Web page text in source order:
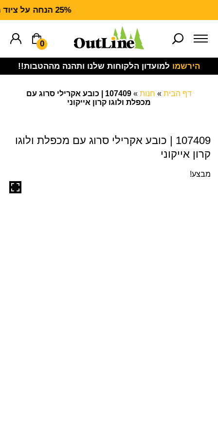
25% הנחה על ציוד מנדף CARHARTT FORCE
0
הירשמו למועדון הלקוחות שלנו ותהנה מההטבות!!
דף הבית » חנות »
107409 | כובע אקרילי סרוג עם
מכפלת ולוגו קרון אייקוני
107409 | כובע אקרילי סרוג עם מכפלת ולוגו
קרון אייקוני
מבצע!